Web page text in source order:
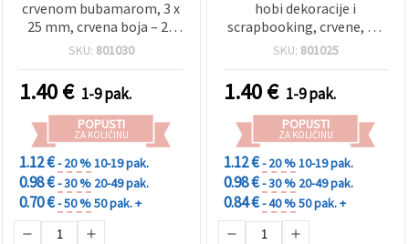
crvenom bubamarom, 3 x
25 mm, crvena boja – 20
komada, za hobi i
SKU: 801030
1.40€ 1-9 pak.
POPUSTI
ZA KOLIČINU
1.12 €- 20 %10-19 pak.
0.98 €- 30 % 20-49 pak.
0.70 €- 50 %50 pak. +
hobi dekoracije i
scrapbooking, crvene, 3 x
25 mm - 50 kom
SKU: 801025
1.40€ 1-9 pak.
POPUSTI
ZA KOLIČINU
1.12 €- 20 %10-19 pak.
0.98 €- 30 % 20-49 pak.
0.84 €- 40 %50 pak. +